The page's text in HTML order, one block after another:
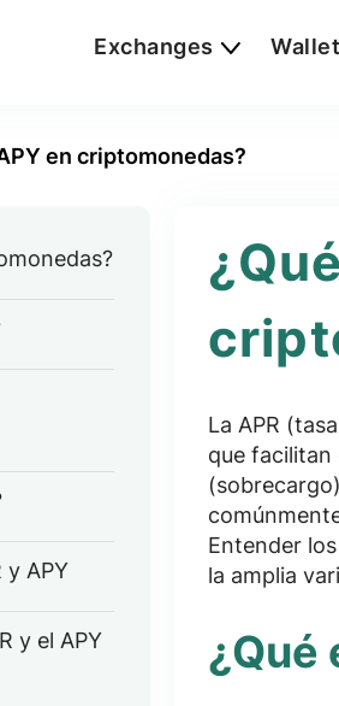
Exchanges
en criptomonedas?
y APY
y el APY
La APR
que facilitan
Entender
la amplia
¿Qué